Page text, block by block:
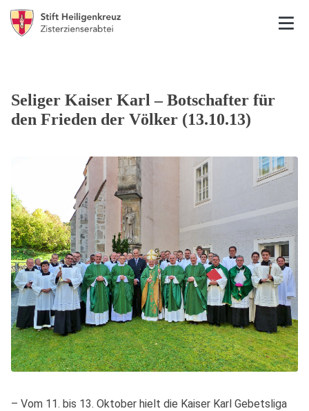
Seliger Kaiser Karl – Botschafter für
den Frieden der Völker (13.10.13)
– Vom 11. bis 13. Oktober hielt die Kaiser Karl Gebetsliga